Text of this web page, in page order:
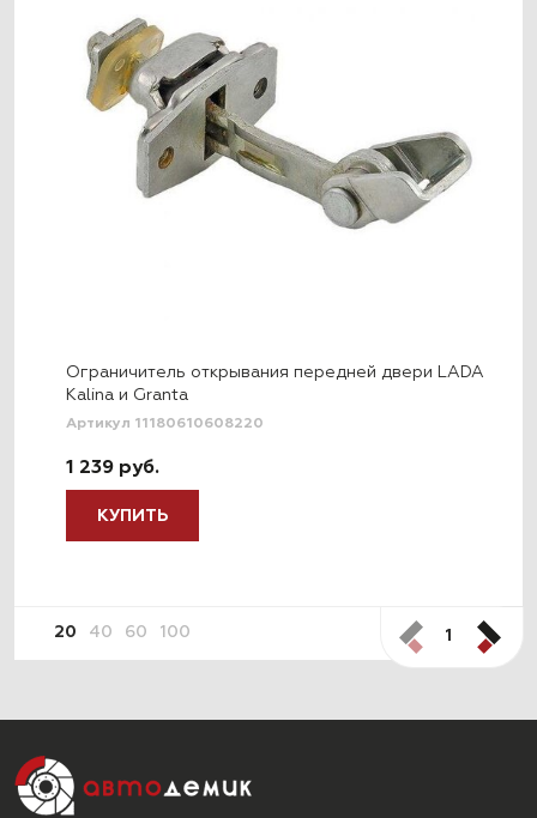
Ограничитель открывания передней двери LADA
Kalina и Granta
Артикул 11180610608220
1 239 руб.
КУПИТЬ
20 40 60 100 1